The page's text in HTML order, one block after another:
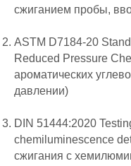
сжиганием пробы,
ASTM D7184-20
Reduced Pressure
ароматических
давлении)
DIN 51444:2020
chemiluminescence
сжигания с